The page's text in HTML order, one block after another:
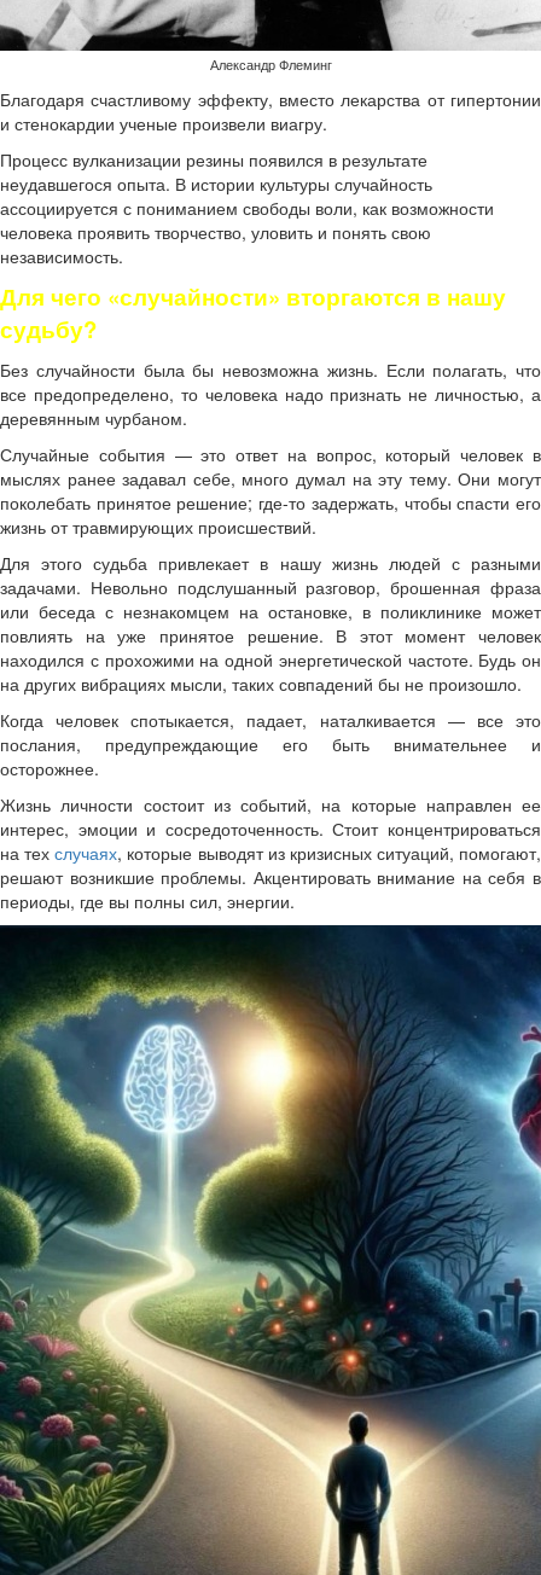
Александр Флеминг
Благодаря счастливому эффекту, вместо лекарства от гипертонии
и стенокардии ученые произвели виагру.
Процесс вулканизации резины появился в результате
неудавшегося опыта. В истории культуры случайность
ассоциируется с пониманием свободы воли, как возможности
человека проявить творчество, уловить и понять свою
независимость.
Для чего «случайности» вторгаются в нашу
судьбу?
Без случайности была бы невозможна жизнь. Если полагать, что
все предопределено, то человека надо признать не личностью, а
деревянным чурбаном.
Случайные события — это ответ на вопрос, который человек в
мыслях ранее задавал себе, много думал на эту тему. Они могут
поколебать принятое решение; где-то задержать, чтобы спасти его
жизнь от травмирующих происшествий.
Для этого судьба привлекает в нашу жизнь людей с разными
задачами. Невольно подслушанный разговор, брошенная фраза
или беседа с незнакомцем на остановке, в поликлинике может
повлиять на уже принятое решение. В этот момент человек
находился с прохожими на одной энергетической частоте. Будь он
на других вибрациях мысли, таких совпадений бы не произошло.
Когда человек спотыкается, падает, наталкивается — все это
послания, предупреждающие его быть внимательнее и
осторожнее.
Жизнь личности состоит из событий, на которые направлен ее
интерес, эмоции и сосредоточенность. Стоит концентрироваться
на техслучаях, которые выводят из кризисных ситуаций, помогают,
решают возникшие проблемы. Акцентировать внимание на себя в
периоды, где вы полны сил, энергии.